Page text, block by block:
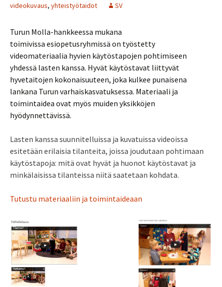
videokuvaus, yhteistyötaidot SV
Turun Molla-hankkeessa mukana
toimivissa esiopetusryhmissä on työstetty
videomateriaalia hyvien käytöstapojen pohtimiseen
yhdessä lasten kanssa. Hyvät käytöstavat liittyvät
hyvetaitojen kokonaisuuteen, joka kulkee punaisena
lankana Turun varhaiskasvatuksessa. Materiaali ja
toimintaidea ovat myös muiden yksikköjen
hyödynnettävissä.
Lasten kanssa suunnitelluissa ja kuvatuissa videoissa
esitetään erilaisia tilanteita, joissa joudutaan pohtimaan
käytöstapoja: mitä ovat hyvät ja huonot käytöstavat ja
minkälaisissa tilanteissa niitä saatetaan kohdata.
Tutustu materiaaliin ja toimintaideaan